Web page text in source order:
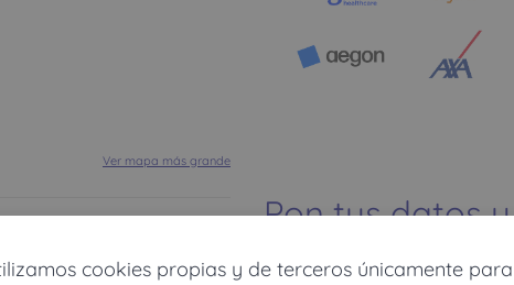
cookies propias y de terceros únicamente para
Ver mapa más grande
Pon tus datos
dinero